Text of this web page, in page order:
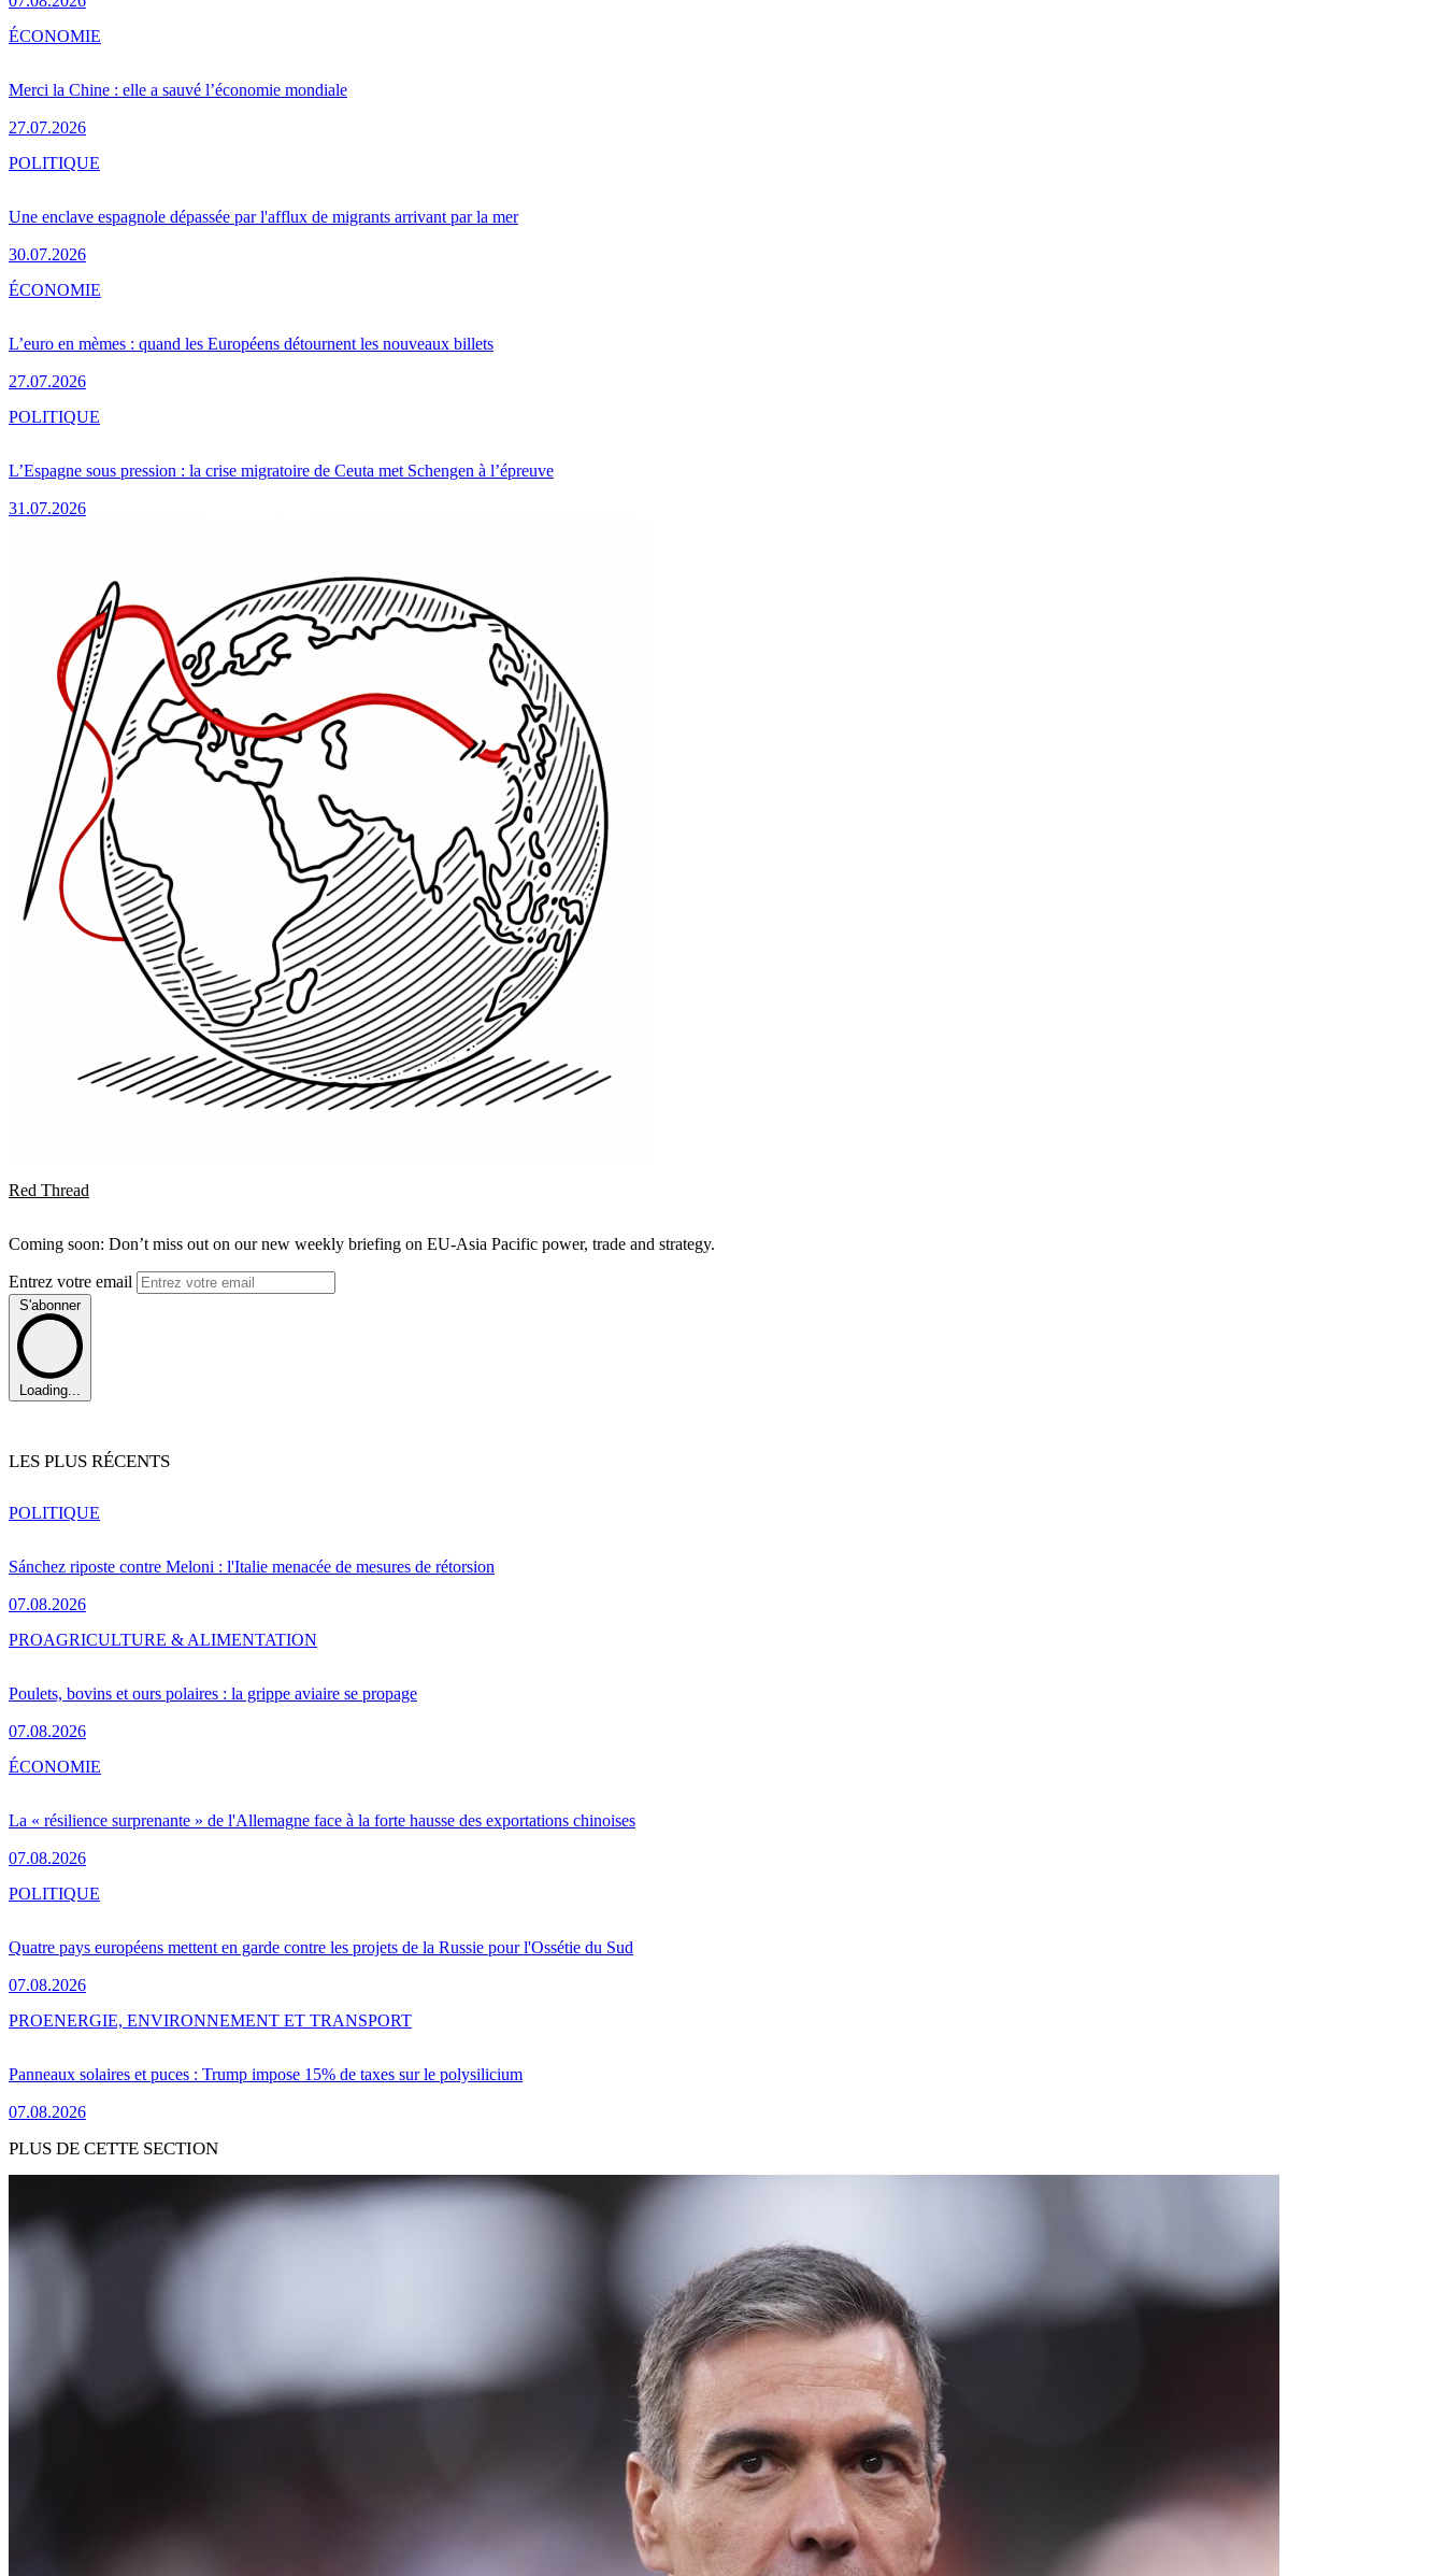
Merci la Chine : elle a sauvé l’économie mondiale
27.07.2026
ÉCONOMIE
Une enclave espagnole dépassée par l'afflux de migrants arrivant par la mer
30.07.2026
POLITIQUE
L’euro en mèmes : quand les Européens détournent les nouveaux billets
27.07.2026
ÉCONOMIE
L’Espagne sous pression : la crise migratoire de Ceuta met Schengen à l’épreuve
31.07.2026
POLITIQUE
Red Thread
Coming soon: Don’t miss out on our new weekly briefing on EU-Asia Pacific power, trade and strategy.
Entrez votre email
S'abonner
Loading...
LES PLUS RÉCENTS
Sánchez riposte contre Meloni : l'Italie menacée de mesures de rétorsion
07.08.2026
POLITIQUE
Poulets, bovins et ours polaires : la grippe aviaire se propage
07.08.2026
PROAGRICULTURE & ALIMENTATION
La « résilience surprenante » de l'Allemagne face à la forte hausse des exportations chinoises
07.08.2026
ÉCONOMIE
Quatre pays européens mettent en garde contre les projets de la Russie pour l'Ossétie du Sud
07.08.2026
POLITIQUE
Panneaux solaires et puces : Trump impose 15% de taxes sur le polysilicium
07.08.2026
PROENERGIE, ENVIRONNEMENT ET TRANSPORT
PLUS DE CETTE SECTION